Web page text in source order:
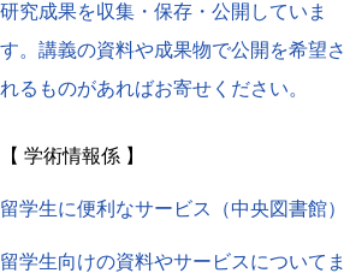
研究成果を収集・保存・公開していま
す。講義の資料や成果物で公開を希望さ
れるものがあればお寄せください。
【 学術情報係 】
留学生に便利なサービス（中央図書館）
留学生向けの資料やサービスについてま